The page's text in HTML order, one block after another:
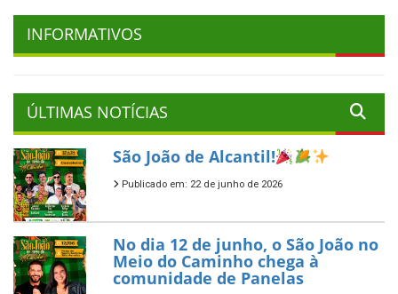
INFORMATIVOS
ÚLTIMAS NOTÍCIAS
São João de Alcantil!
Publicado em: 22 de junho de 2026
No dia 12 de junho, o São João no
Meio do Caminho chega à
comunidade de Panelas